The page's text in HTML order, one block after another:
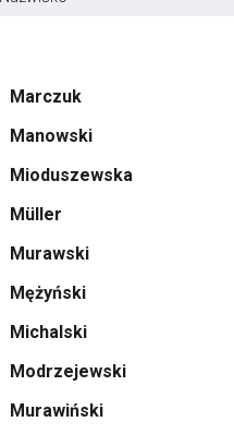
Marczuk
Manowski
Mioduszewska
Müller
Murawski
Mężyński
Michalski
Modrzejewski
Murawiński